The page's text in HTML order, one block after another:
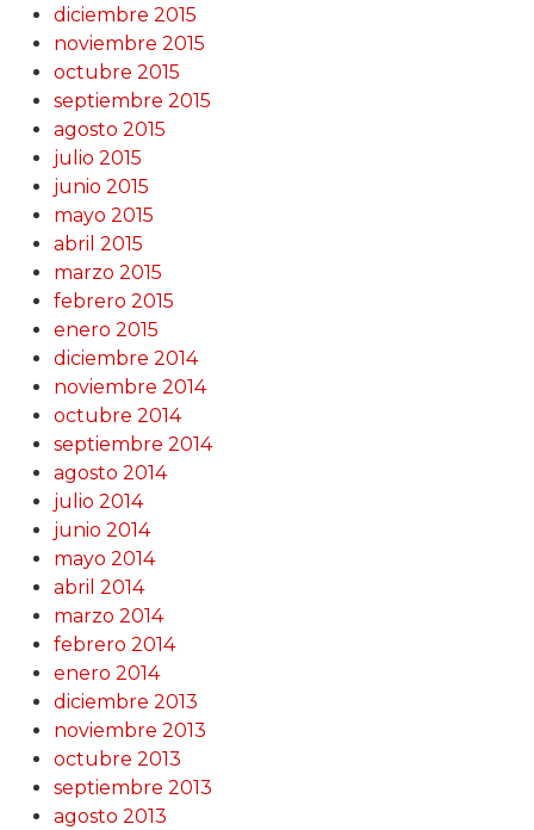
diciembre 2015
noviembre 2015
octubre 2015
septiembre 2015
agosto 2015
julio 2015
junio 2015
mayo 2015
abril 2015
marzo 2015
febrero 2015
enero 2015
diciembre 2014
noviembre 2014
octubre 2014
septiembre 2014
agosto 2014
julio 2014
junio 2014
mayo 2014
abril 2014
marzo 2014
febrero 2014
enero 2014
diciembre 2013
noviembre 2013
octubre 2013
septiembre 2013
agosto 2013